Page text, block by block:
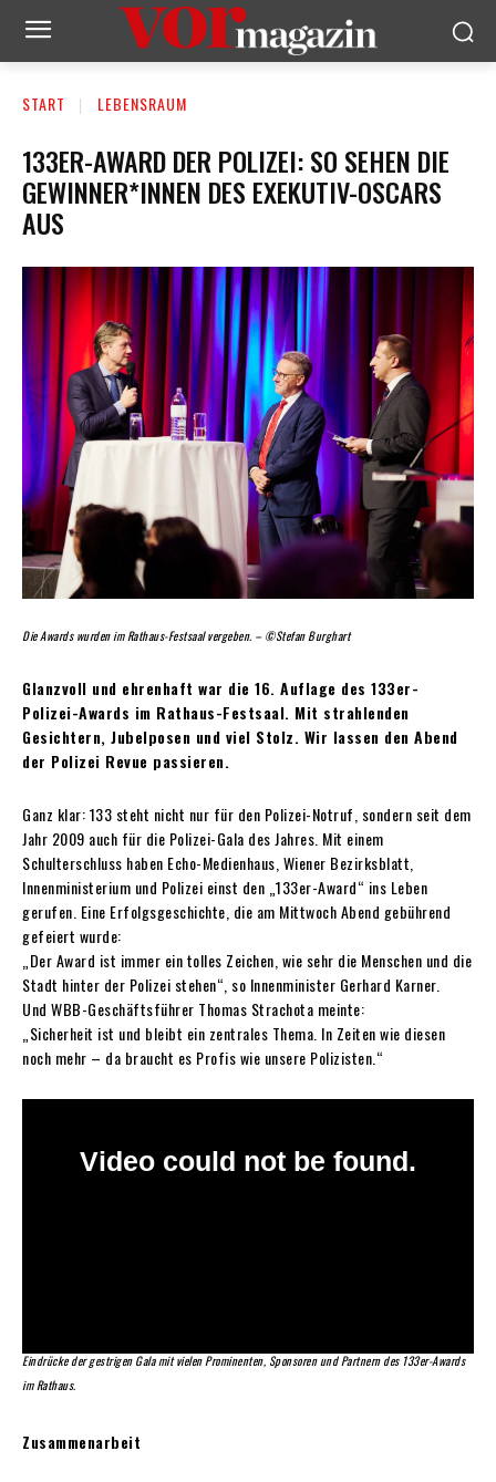
START LEBENSRAUM
133ER-AWARD DER POLIZEI: SO SEHEN DIE
GEWINNER*INNEN DES EXEKUTIV-OSCARS
AUS
Die Awards wurden im Rathaus-Festsaal vergeben. – ©Stefan Burghart
Glanzvoll und ehrenhaft war die 16. Auflage des 133er-
Polizei-Awards im Rathaus-Festsaal. Mit strahlenden
Gesichtern, Jubelposen und viel Stolz. Wir lassen den Abend
der Polizei Revue passieren.
Ganz klar: 133 steht nicht nur für den Polizei-Notruf, sondern seit dem
Jahr 2009 auch für die Polizei-Gala des Jahres. Mit einem
Schulterschluss haben Echo-Medienhaus, Wiener Bezirksblatt,
Innenministerium und Polizei einst den „133er-Award“ ins Leben
gerufen. Eine Erfolgsgeschichte, die am Mittwoch Abend gebührend
gefeiert wurde:
„Der Award ist immer ein tolles Zeichen, wie sehr die Menschen und die
Stadt hinter der Polizei stehen“, so Innenminister Gerhard Karner.
Und WBB-Geschäftsführer Thomas Strachota meinte:
„Sicherheit ist und bleibt ein zentrales Thema. In Zeiten wie diesen
noch mehr – da braucht es Profis wie unsere Polizisten.“
Eindrücke der gestrigen Gala mit vielen Prominenten, Sponsoren und Partnern des 133er-Awards
im Rathaus.
Zusammenarbeit